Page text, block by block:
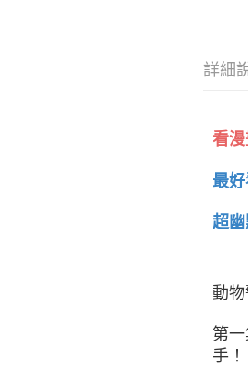
詳細
看
最
超
動
第
手！